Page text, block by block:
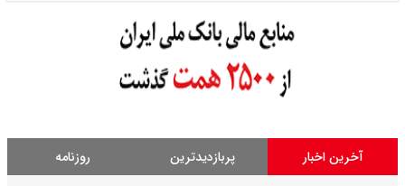
آخرین اخبار پربازدیدترین روزنامه